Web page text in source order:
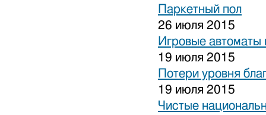
Паркетный пол
26 июля 2015
Игровые
19 июля 2015
Потери уровня
19 июля 2015
Чистые